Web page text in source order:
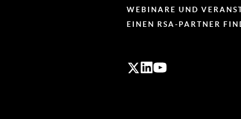
WEBINARE UND
EINEN RSA-PARTNER